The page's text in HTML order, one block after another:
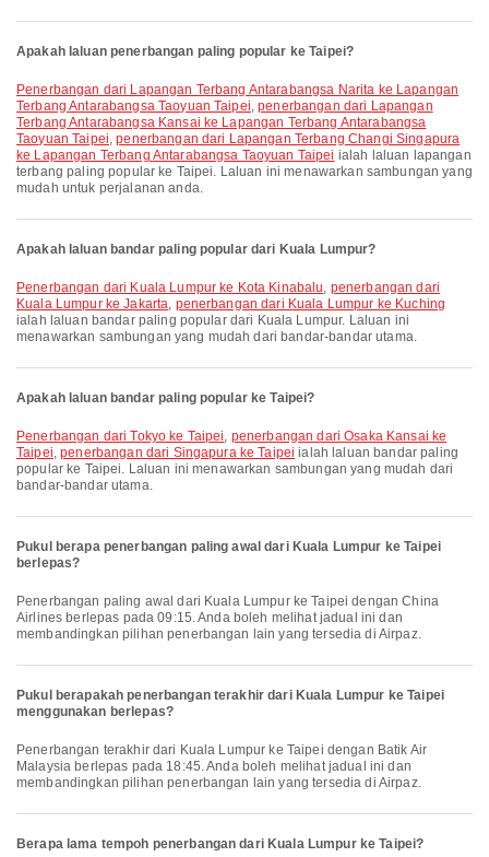
Apakah laluan penerbangan paling popular ke Taipei?
penerbangan dari Lapangan Terbang Antarabangsa Narita ke Lapangan
Terbang Antarabangsa Taoyuan Taipei,penerbangan dari Lapangan
Terbang Antarabangsa Kansai ke Lapangan Terbang Antarabangsa
Taoyuan Taipei,penerbangan dari Lapangan Terbang Changi Singapura
ke Lapangan Terbang Antarabangsa Taoyuan Taipei ialah laluan lapangan
terbang paling popular ke Taipei. Laluan ini menawarkan sambungan yang
mudah untuk perjalanan anda.
Apakah laluan bandar paling popular dari Kuala Lumpur?
penerbangan dari Kuala Lumpur ke Kota Kinabalu, penerbangan dari
Kuala Lumpur ke Jakarta, penerbangan dari Kuala Lumpur ke Kuching
ialah laluan bandar paling popular dari Kuala Lumpur. Laluan ini
menawarkan sambungan yang mudah dari bandar-bandar utama.
Apakah laluan bandar paling popular ke Taipei?
penerbangan dari Tokyo ke Taipei, penerbangan dari Osaka Kansai ke
Taipei,penerbangan dari Singapura ke Taipei ialah laluan bandar paling
popular ke Taipei. Laluan ini menawarkan sambungan yang mudah dari
bandar-bandar utama.
Pukul berapa penerbangan paling awal dari Kuala Lumpur ke Taipei
berlepas?
Penerbangan paling awal dari Kuala Lumpur ke Taipei dengan China
Airlines berlepas pada 09:15. Anda boleh melihat jadual ini dan
membandingkan pilihan penerbangan lain yang tersedia di Airpaz.
Pukul berapakah penerbangan terakhir dari Kuala Lumpur ke Taipei
menggunakan berlepas?
Penerbangan terakhir dari Kuala Lumpur ke Taipei dengan Batik Air
Malaysia berlepas pada 18:45. Anda boleh melihat jadual ini dan
membandingkan pilihan penerbangan lain yang tersedia di Airpaz.
Berapa lama tempoh penerbangan dari Kuala Lumpur ke Taipei?